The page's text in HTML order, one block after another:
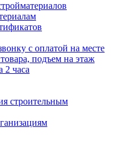
с оплатой на месте
подъем на этаж
2 часа
строительным